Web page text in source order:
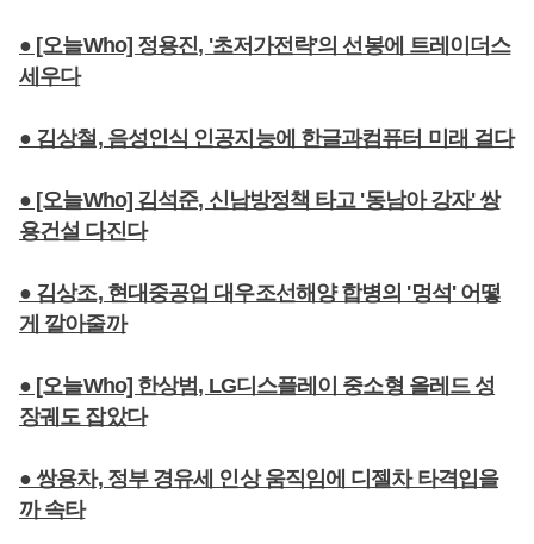
● [오늘Who] 정용진, '초저가전략'의 선봉에 트레이더스
세우다
● 김상철, 음성인식 인공지능에 한글과컴퓨터 미래 걸다
● [오늘Who] 김석준, 신남방정책 타고 '동남아 강자' 쌍
용건설 다진다
● 김상조, 현대중공업 대우조선해양 합병의 '멍석' 어떻
게 깔아줄까
● [오늘Who] 한상범, LG디스플레이 중소형 올레드 성
장궤도 잡았다
● 쌍용차, 정부 경유세 인상 움직임에 디젤차 타격입을
까 속타